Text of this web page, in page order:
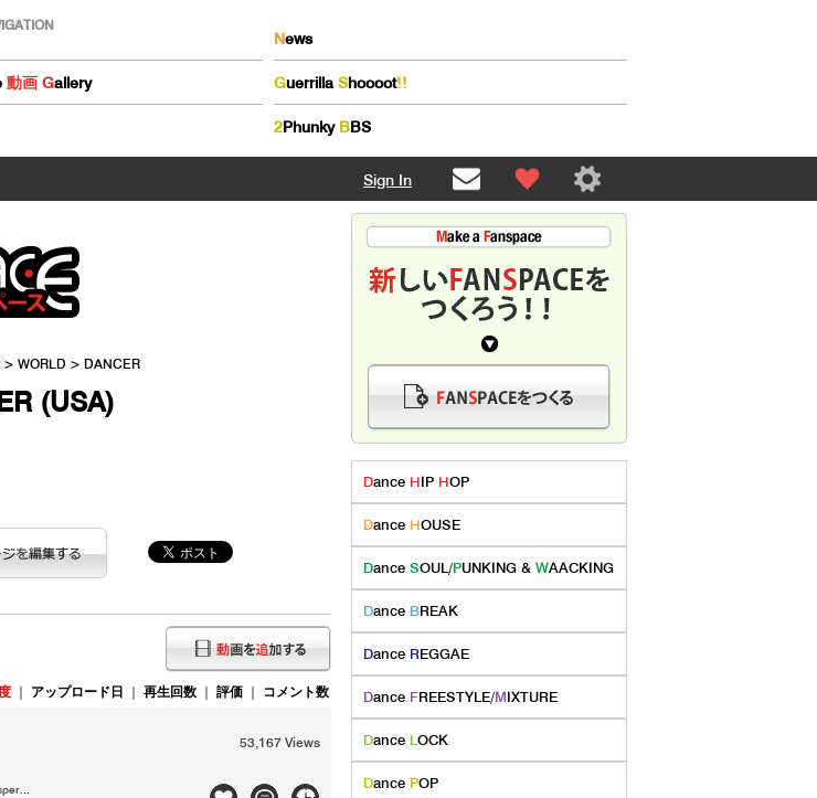
News
動画 Gallery Guerrilla Shoooot!!
2Phunky BBS
Sign In
> WORLD > DANCER
(USA)
｜ アップロード日 ｜ 再生回数 ｜ 評価 ｜ コメント数
53,167 Views
Dance HIP HOP
Dance HOUSE
Dance SOUL/PUNKING & WAACKING
Dance BREAK
Dance REGGAE
Dance FREESTYLE/MIXTURE
Dance LOCK
Dance POP